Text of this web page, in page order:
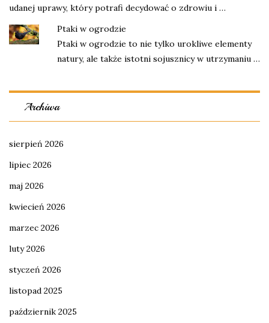
udanej uprawy, który potrafi decydować o zdrowiu i …
Ptaki w ogrodzie
Ptaki w ogrodzie to nie tylko urokliwe elementy
natury, ale także istotni sojusznicy w utrzymaniu …
Archiwa
sierpień 2026
lipiec 2026
maj 2026
kwiecień 2026
marzec 2026
luty 2026
styczeń 2026
listopad 2025
październik 2025